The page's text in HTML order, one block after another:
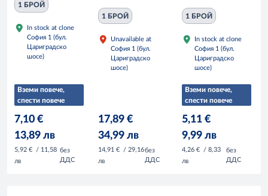
1 БРОЙ
In stock at clone
София 1 (бул.
Цариградско
шосе)
Вземи повече,
спести повече
7,10 €
13,89 лв
5,92 € / 11,58
лв
без
ДДС
1 БРОЙ
Unavailable at
София 1 (бул.
Цариградско
шосе)
17,89 €
34,99 лв
14,91 € / 29,16
лв
без
ДДС
1 БРОЙ
In stock at clone
София 1 (бул.
Цариградско
шосе)
Вземи повече,
спести повече
5,11 €
9,99 лв
4,26 € / 8,33
лв
без
ДДС